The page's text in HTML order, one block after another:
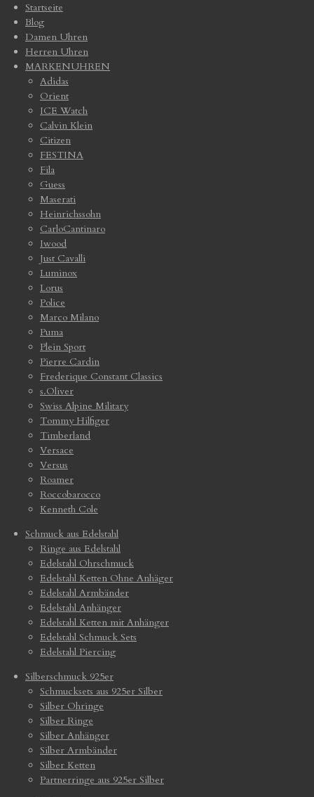
Startseite
Blog
Damen Uhren
Herren Uhren
MARKENUHREN
Adidas
Orient
ICE Watch
Calvin Klein
Citizen
FESTINA
Fila
Guess
Maserati
Heinrichssohn
CarloCantinaro
Iwood
Just Cavalli
Luminox
Lorus
Police
Marco Milano
Puma
Plein Sport
Pierre Cardin
Frederique Constant Classics
s.Oliver
Swiss Alpine Military
Tommy Hilfiger
Timberland
Versace
Versus
Roamer
Roccobarocco
Kenneth Cole
Schmuck aus Edelstahl
Ringe aus Edelstahl
Edelstahl Ohrschmuck
Edelstahl Ketten Ohne Anhäger
Edelstahl Armbänder
Edelstahl Anhänger
Edelstahl Ketten mit Anhänger
Edelstahl Schmuck Sets
Edelstahl Piercing
Silberschmuck 925er
Schmucksets aus 925er Silber
Silber Ohringe
Silber Ringe
Silber Anhänger
Silber Armbänder
Silber Ketten
Partnerringe aus 925er Silber